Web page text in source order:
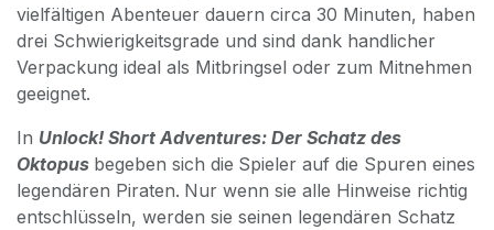
vielfältigen Abenteuer dauern circa 30 Minuten, haben
drei Schwierigkeitsgrade und sind dank handlicher
Verpackung ideal als Mitbringsel oder zum Mitnehmen
geeignet.
In Unlock! Short Adventures: Der Schatz des
Oktopus begeben sich die Spieler auf die Spuren eines
legendären Piraten. Nur wenn sie alle Hinweise richtig
entschlüsseln, werden sie seinen legendären Schatz